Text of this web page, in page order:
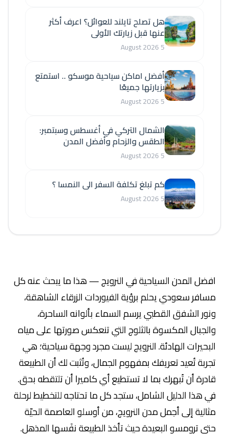
افضل المدن السياحية في النرويج — هذا ما يبحث عنه كل
مسافر سعودي يحلم برؤية الفيوردات الزرقاء الشاهقة،
ونور الشفق القطبي يرسم السماء بألوانه الساحرة،
والجبال المكسوة بالثلوج التي تنعكس صورتها على مياه
البحيرات الهادئة. النرويج ليست مجرد وجهة سياحية؛ هي
تجربة تُعيد تعريفك بمفهوم الجمال، وتُثبت لك أن الطبيعة
قادرة أن تُبهرك بما لا تستطيع أي كاميرا أن تلتقطه بحق.
في هذا الدليل الشامل، ستجد كل ما تحتاجه للتخطيط لرحلة
مثالية إلى أجمل مدن النرويج، من أوسلو العاصمة الحيّة
حتى ترومسو البعيدة حيث تأخذ الطبيعة نفَسها المذهل.
هل تصلح تايلند للعوائل؟ اعرف أكثر
عنها قبل زيارتك الأولى
5 August 2026
أفضل اماكن سياحية موسكو .. استمتع
بزيارتها جميعًا
5 August 2026
الشمال التركي في أغسطس وسبتمبر:
الطقس والزحام وأفضل المدن
5 August 2026
كم تبلغ تكلفة السفر الى النمسا ؟
5 August 2026